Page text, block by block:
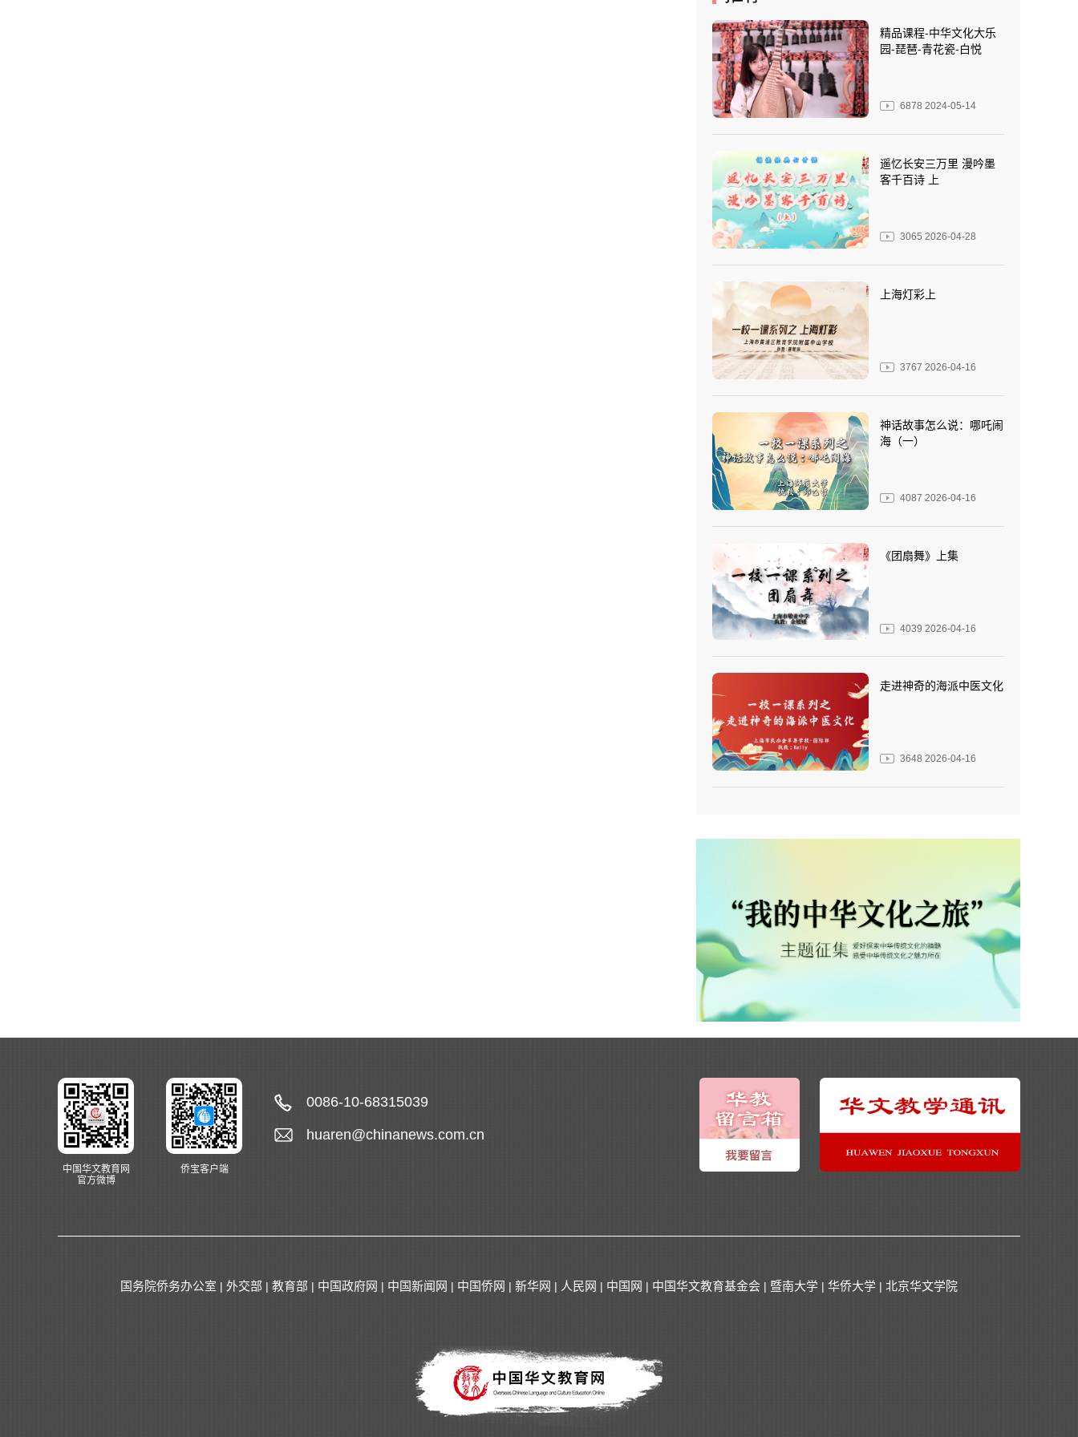
精品课程-中华文化大乐
园-琵琶-青花瓷-白悦
6878 2024-05-14
遥忆长安三万里 漫吟墨
客千百诗 上
3065 2026-04-28
上海灯彩上
3767 2026-04-16
神话故事怎么说：哪吒闹
海（一）
4087 2026-04-16
《团扇舞》上集
4039 2026-04-16
走进神奇的海派中医文化
3648 2026-04-16
中国华文教育网
官方微博
侨宝客户端
0086-10-68315039
huaren@chinanews.com.cn
国务院侨务办公室 | 外交部 | 教育部 | 中国政府网 | 中国新闻网 | 中国侨网 | 新华网 | 人民网 | 中国网 | 中国华文教育基金会 | 暨南大学 | 华侨大学 | 北京华文学院